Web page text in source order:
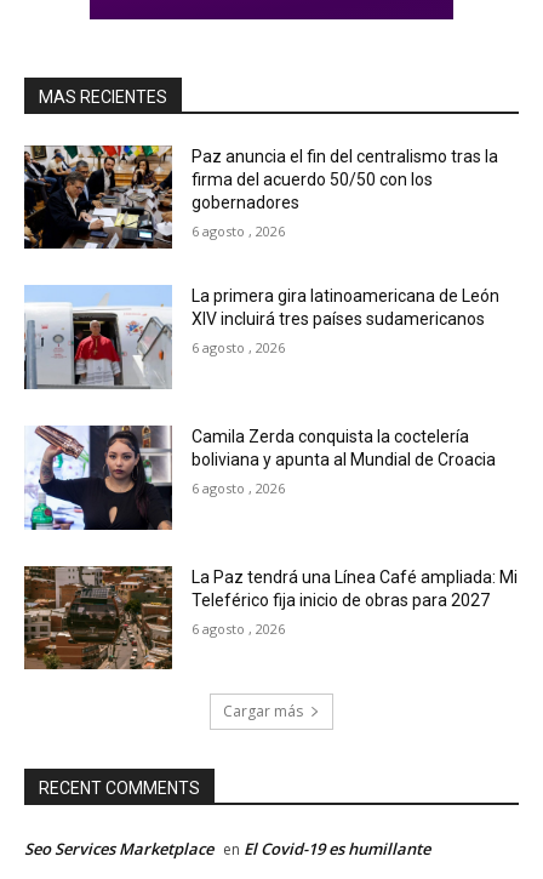
MAS RECIENTES
Paz anuncia el fin del centralismo tras la
firma del acuerdo 50/50 con los
gobernadores
6 agosto , 2026
La primera gira latinoamericana de León
XIV incluirá tres países sudamericanos
6 agosto , 2026
Camila Zerda conquista la coctelería
boliviana y apunta al Mundial de Croacia
6 agosto , 2026
La Paz tendrá una Línea Café ampliada: Mi
Teleférico fija inicio de obras para 2027
6 agosto , 2026
Cargar más
RECENT COMMENTS
Seo Services Marketplace en El Covid-19 es humillante